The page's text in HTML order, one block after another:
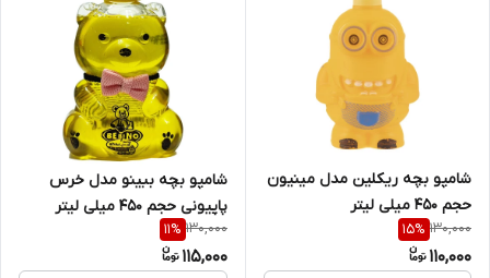
شامپو بچه ریکلین مدل مینیون
حجم 450 میلی لیتر
130,000
15%
110,000
شامپو بچه ببینو مدل خرس
پاپیونی حجم 450 میلی لیتر
130,000
11%
115,000